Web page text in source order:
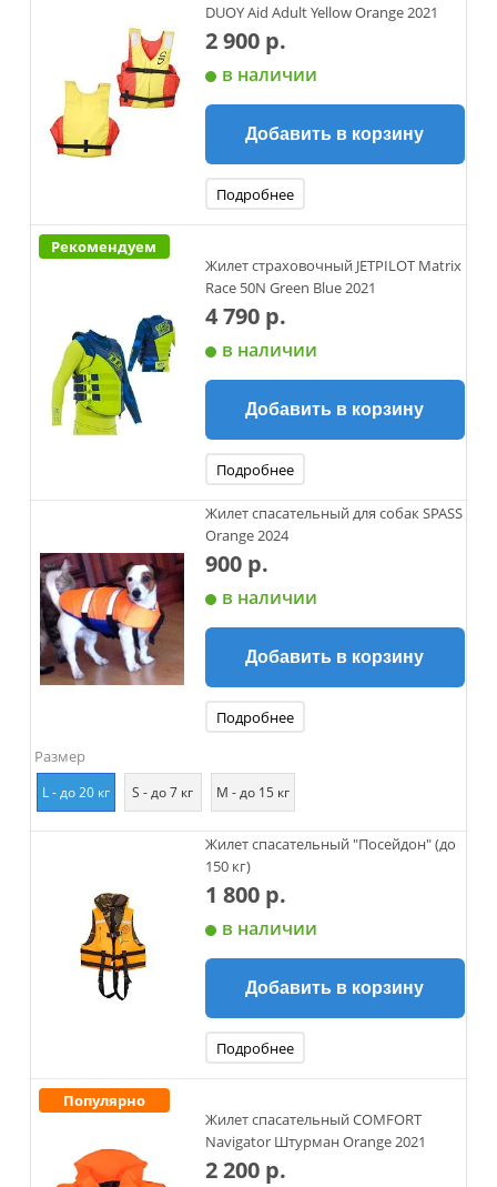
DUOY Aid Adult Yellow Orange 2021
2 900 р.
в наличии
Добавить в корзину
Подробнее
Рекомендуем
Жилет страховочный JETPILOT Matrix
Race 50N Green Blue 2021
4 790 р.
в наличии
Добавить в корзину
Подробнее
Жилет спасательный для собак SPASS
Orange 2024
900 р.
в наличии
Добавить в корзину
Подробнее
Размер
L - до 20 кг S - до 7 кг М - до 15 кг
Жилет спасательный "Посейдон" (до
150 кг)
1 800 р.
в наличии
Добавить в корзину
Подробнее
Популярно
Жилет спасательный COMFORT
Navigator Штурман Orange 2021
2 200 р.